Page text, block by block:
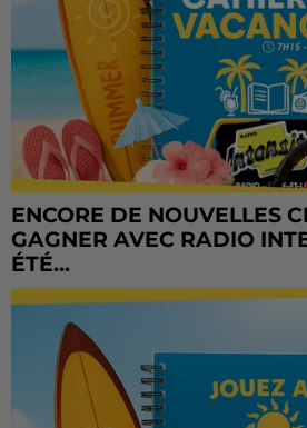
ENCORE DE NOUVELLES
GAGNER AVEC RADIO
ÉTÉ...